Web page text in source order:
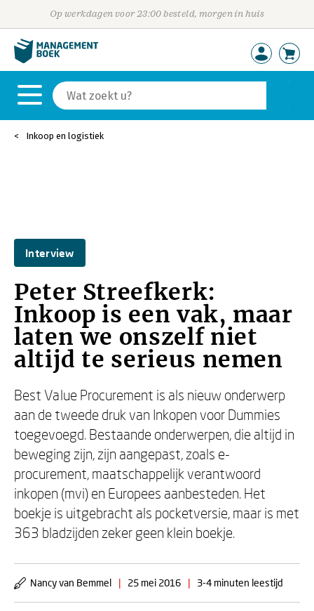
Op werkdagen voor 23:00 besteld, morgen in huis
Inkoop en logistiek
Interview
Peter Streefkerk:
Inkoop is een vak, maar
laten we onszelf niet
altijd te serieus nemen
Best Value Procurement is als nieuw onderwerp
aan de tweede druk van Inkopen voor Dummies
toegevoegd. Bestaande onderwerpen, die altijd in
beweging zijn, zijn aangepast, zoals e-
procurement, maatschappelijk verantwoord
inkopen (mvi) en Europees aanbesteden. Het
boekje is uitgebracht als pocketversie, maar is met
363 bladzijden zeker geen klein boekje.
Nancy van Bemmel | 25 mei 2016 | 3-4 minuten leestijd